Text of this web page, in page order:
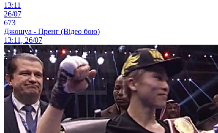
13:11
26/07
673
Джошуа - Пренг (Відео бою)
13:11, 26/07